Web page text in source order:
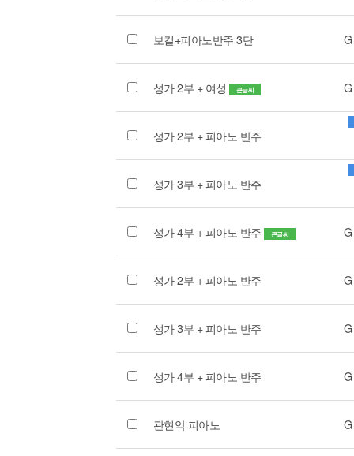
보컬+피아노반주 3단
성가 2부 + 여성 큰글씨
성가 2부 + 피아노 반주
성가 3부 + 피아노 반주
성가 4부 + 피아노 반주 큰글씨
성가 2부 + 피아노 반주
성가 3부 + 피아노 반주
성가 4부 + 피아노 반주
관현악 피아노